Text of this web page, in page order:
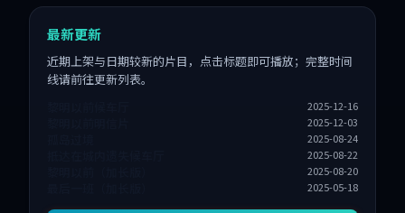
最新更新
近期上架与日期较新的片目，点击标题即可播放；完整时间
线请前往更新列表。
2025-12-16
2025-12-03
2025-08-24
2025-08-22
2025-08-20
2025-05-18